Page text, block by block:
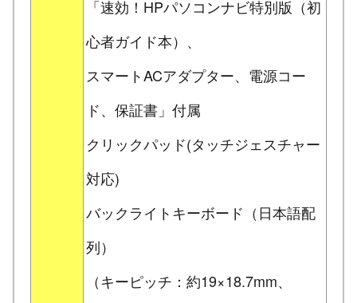
「速効！HPパソコンナビ特別版（初
心者ガイド本）、
スマートACアダプター、電源コー
ド、保証書」付属
クリックパッド(タッチジェスチャー
対応)
バックライトキーボード（日本語配
列）
（キーピッチ：約19×18.7mm、